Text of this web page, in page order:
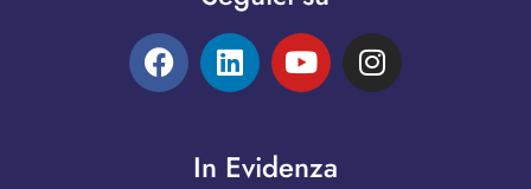
In Evidenza